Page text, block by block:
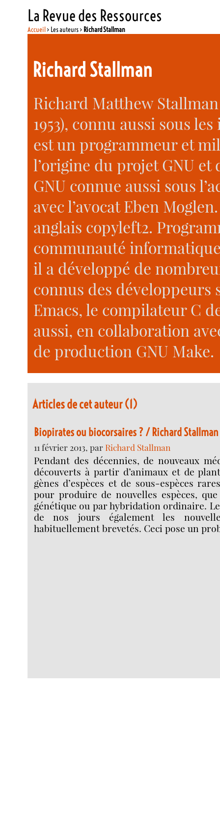
La Revue des Ressources
Accueil> Les auteurs > Richard Stallman
Richard Stallman
Richard Matthew
1953), connu aussi sous
est un programmeur et
l’origine du projet GNU
GNU connue aussi sous
avec l’avocat Eben
anglais copyleft2.
communauté
il a développé de
connus des développeurs
Emacs, le compilateur C
aussi, en collaboration
de production GNU Make.
Articles de cet auteur (1)
Biopirates ou biocorsaires ? / Richard Stallman
11 février 2013, par Richard Stallman
Pendant des décennies, de nouveaux
découverts à partir d’animaux et de
gènes d’espèces et de sous-espèces
pour produire de nouvelles espèces,
génétique ou par hybridation ordinaire.
de nos jours également les
habituellement brevetés. Ceci pose un